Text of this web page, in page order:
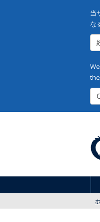
当
な